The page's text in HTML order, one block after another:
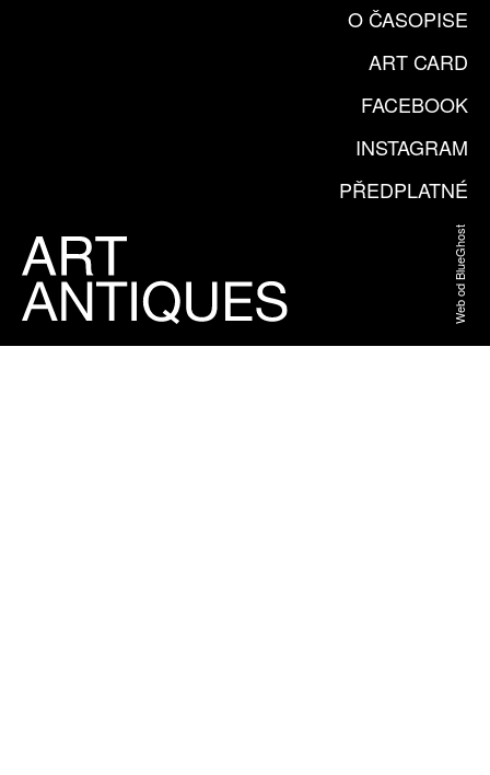
O ČASOPISE
ART CARD
FACEBOOK
INSTAGRAM
PŘEDPLATNÉ
Web od BlueGhost